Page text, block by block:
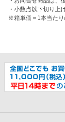
・小数点以下切り上
※箱単価＝1本当たり